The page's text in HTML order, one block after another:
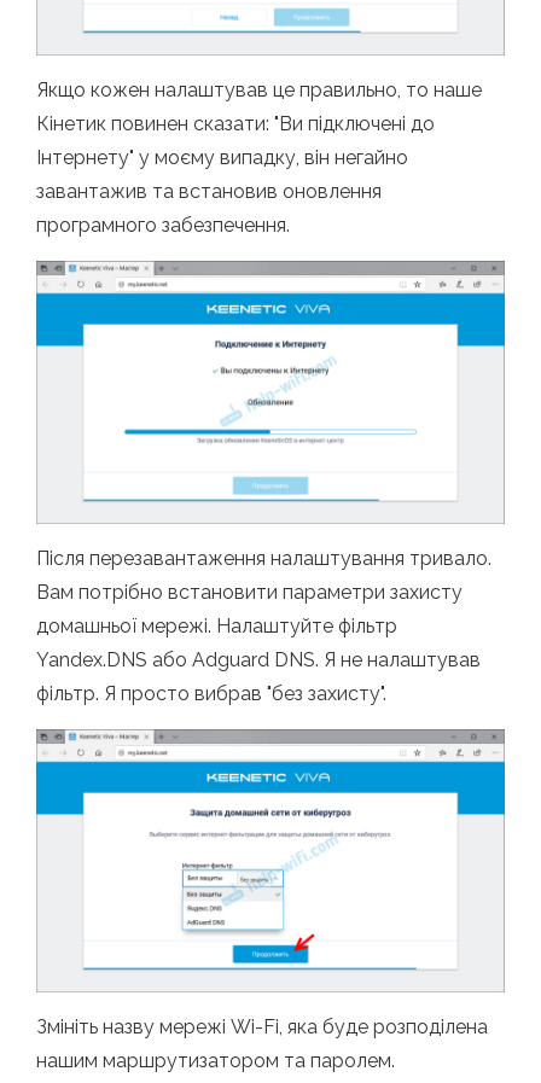
Якщо кожен налаштував це правильно, то наше
Кінетик повинен сказати: "Ви підключені до
Інтернету" у моєму випадку, він негайно
завантажив та встановив оновлення
програмного забезпечення.
Після перезавантаження налаштування тривало.
Вам потрібно встановити параметри захисту
домашньої мережі. Налаштуйте фільтр
Yandex.DNS або Adguard DNS. Я не налаштував
фільтр. Я просто вибрав "без захисту".
Змініть назву мережі Wi-Fi, яка буде розподілена
нашим маршрутизатором та паролем.